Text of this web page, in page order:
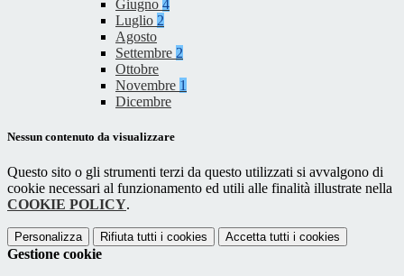
Giugno 4
Luglio 2
Agosto
Settembre 2
Ottobre
Novembre 1
Dicembre
Nessun contenuto da visualizzare
Questo sito o gli strumenti terzi da questo utilizzati si avvalgono di
cookie necessari al funzionamento ed utili alle finalità illustrate nella
COOKIE POLICY.
Personalizza Rifiuta tutti i cookies Accetta tutti i cookies
Gestione cookie